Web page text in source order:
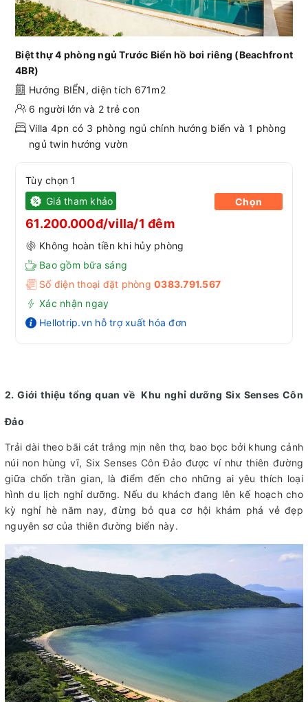
Biệt thự 4 phòng ngủ Trước Biển hồ bơi riêng (Beachfront
4BR)
Hướng BIỂN, diện tích 671m2
6 người lớn và 2 trẻ con
Villa 4pn có 3 phòng ngủ chính hướng biển và 1 phòng
ngủ twin hướng vườn
Tùy chọn 1
Giá tham khảo
61.200.000đ/villa/1 đêm
Không hoàn tiền khi hủy phòng
Bao gồm bữa sáng
Số điện thoại đặt phòng 0383.791.567
Xác nhận ngay
Hellotrip.vn hỗ trợ xuất hóa đơn
Chọn
2. Giới thiệu tổng quan về Khu nghỉ dưỡng Six Senses Côn
Đảo
Trải dài theo bãi cát trắng mịn nên thơ, bao bọc bởi khung cảnh
núi non hùng vĩ, Six Senses Côn Đảo được ví như thiên đường
giữa chốn trần gian, là điểm đến cho những ai yêu thích loại
hình du lịch nghỉ dưỡng. Nếu du khách đang lên kế hoạch cho
kỳ nghỉ hè năm nay, đừng bỏ qua cơ hội khám phá vẻ đẹp
nguyên sơ của thiên đường biển này.